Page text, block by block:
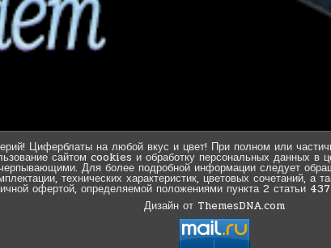
Циферблаты на любой вкус и цвет! При полном или
сайтом cookies и обработку персональных данных в
Для более подробной информации следует
технических характеристик, цветовых сочетаний, а
офертой, определяемой положениями пункта 2 статьи
Дизайн от ThemesDNA.com